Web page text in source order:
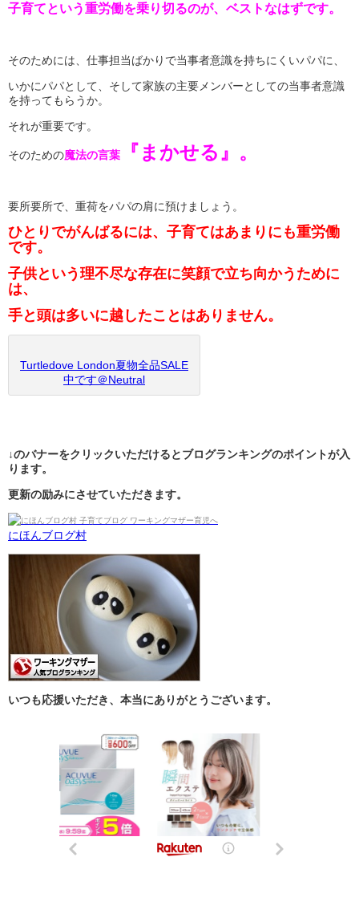
子育てという重労働を乗り切るのが、ベストなはずです。
そのためには、仕事担当ばかりで当事者意識を持ちにくいパパに、
いかにパパとして、そして家族の主要メンバーとしての当事者意識
を持ってもらうか。
それが重要です。
そのための魔法の言葉 『まかせる』。
要所要所で、重荷をパパの肩に預けましょう。
ひとりでがんばるには、子育てはあまりにも重労働
です。
子供という理不尽な存在に笑顔で立ち向かうために
は、
手と頭は多いに越したことはありません。
Turtledove London夏物全品SALE
中です＠Neutral
↓のバナーをクリックいただけるとブログランキングのポイントが入
ります。
更新の励みにさせていただきます。
にほんブログ村
いつも応援いただき、本当にありがとうございます。